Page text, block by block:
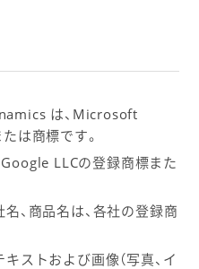
は、Microsoft
は商標です。
LLCの登録商標また
、商品名は、各社の登録商
ストおよび画像（写真、イ